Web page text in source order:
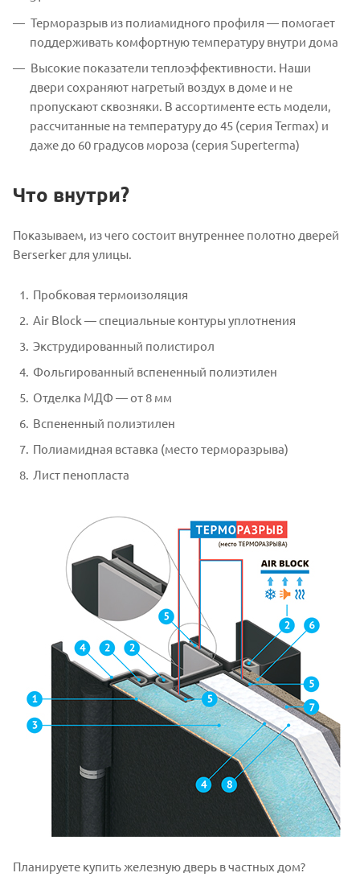
Терморазрыв из полиамидного профиля — помогает
поддерживать комфортную температуру внутри дома
Высокие показатели теплоэффективности. Наши
двери сохраняют нагретый воздух в доме и не
пропускают сквозняки. В ассортименте есть модели,
рассчитанные на температуру до 45 (серия Termax) и
даже до 60 градусов мороза (серия Superterma)
Что внутри?
Показываем, из чего состоит внутреннее полотно дверей
Berserker для улицы.
Пробковая термоизоляция
Air Block — специальные контуры уплотнения
Экструдированный полистирол
Фольгированный вспененный полиэтилен
Отделка МДФ — от 8 мм
Вспененный полиэтилен
Полиамидная вставка (место терморазрыва)
Лист пенопласта
Планируете купить железную дверь в частных дом?